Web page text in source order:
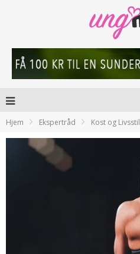
Hjem Ekspertråd Kost og Livsstil